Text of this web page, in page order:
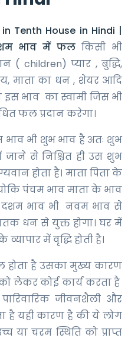
Tenth House in Hindi |
भाव में फल किसी भी
children) प्यार , बुद्धि,
माता का धन , शेयर आदि
भाव का स्वामी जिस भी
फल प्रदान करेगा।
भी शुभ भाव है अतः शुभ
से निश्चित ही उस शुभ
होता है। माता पिता के
पंचम भाव माता के भाव
दशम भाव भी नवम भाव से
धन से युक्त होगा। घर में
में वृद्धि होती है।
होता है उसका मुख्य कारण
लेकर कोई कार्य करता है
जीवनशैली और
है यही कारण है की ये लोग
या चरम स्थिति को प्राप्त